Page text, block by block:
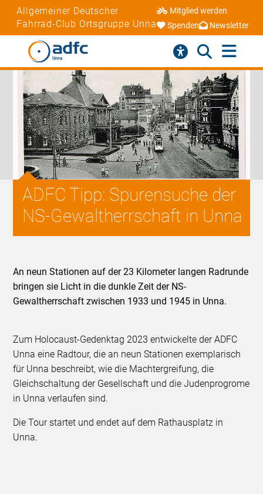
Allgemeiner Deutscher
Fahrrad-Club Ortsgruppe Unna
Mitglied werden
Spenden
Newsletter
ADFC Tipp: Spurensuche der
NS-Gewaltherrschaft in Unna
An neun Stationen auf der 23 Kilometer langen Radrunde
bringen sie Licht in die dunkle Zeit der NS-
Gewaltherrschaft zwischen 1933 und 1945 in Unna.
Zum Holocaust-Gedenktag 2023 entwickelte der ADFC
Unna eine Radtour, die an neun Stationen exemplarisch
für Unna beschreibt, wie die Machtergreifung, die
Gleichschaltung der Gesellschaft und die Judenprogrome
in Unna verlaufen sind.
Die Tour startet und endet auf dem Rathausplatz in
Unna.